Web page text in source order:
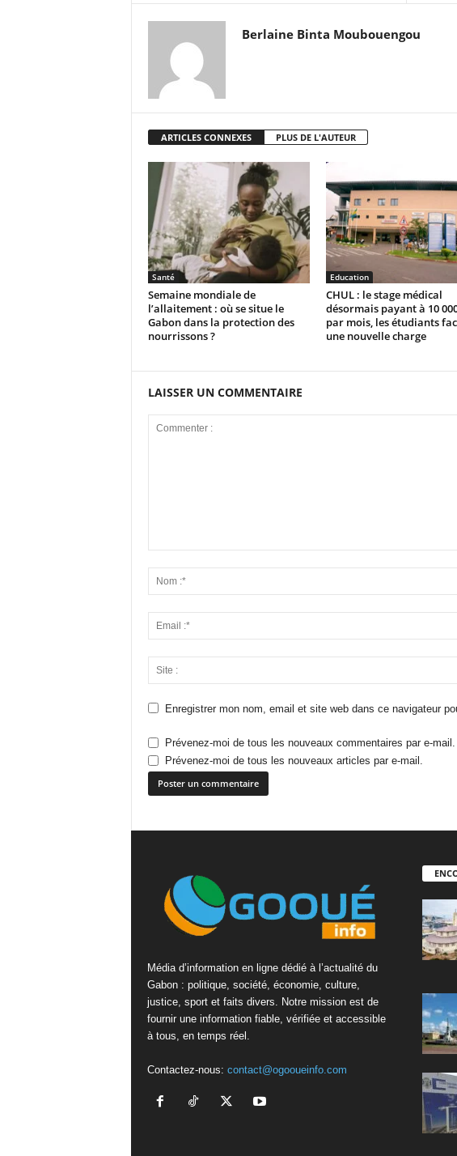
Berlaine Binta Moubouengou
ARTICLES CONNEXES PLUS DE L'AUTEUR
Santé
Semaine mondiale de
l’allaitement : où se situe le
Gabon dans la protection des
nourrissons ?
Education
CHUL : le stage médical
désormais payant à 10
par mois, les étudiants
une nouvelle charge
LAISSER UN COMMENTAIRE
Enregistrer mon nom, email et site web dans ce navigateur
Prévenez-moi de tous les nouveaux commentaires par e-mail.
Prévenez-moi de tous les nouveaux articles par e-mail.
Média d’information en ligne dédié à l’actualité du
Gabon : politique, société, économie, culture,
justice, sport et faits divers. Notre mission est de
fournir une information fiable, vérifiée et accessible
à tous, en temps réel.
Contactez-nous: contact@ogooueinfo.com